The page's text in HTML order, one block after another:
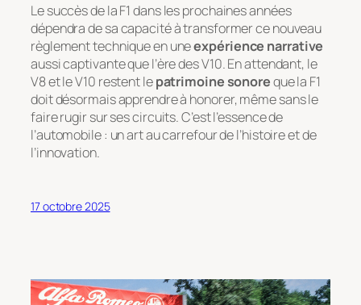
Le succès de la F1 dans les prochaines années
dépendra de sa capacité à transformer ce nouveau
règlement technique en uneexpérience narrative
aussi captivante que l’ère des V10. En attendant, le
V8 et le V10 restent lepatrimoine sonoreque la F1
doit désormais apprendre à honorer, même sans le
faire rugir sur ses circuits. C’est l’essence de
l’automobile : un art au carrefour de l’histoire et de
l’innovation.
17 octobre 2025